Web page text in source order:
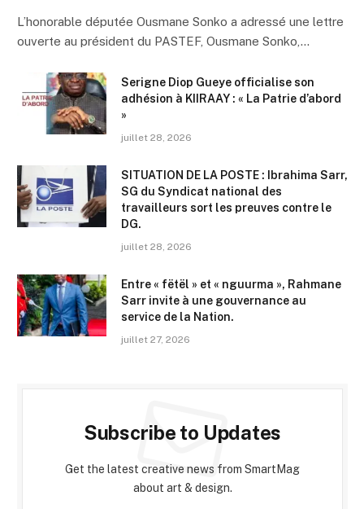
L’honorable députée Ousmane Sonko a adressé une lettre
ouverte au président du PASTEF, Ousmane Sonko,…
Serigne Diop Gueye officialise son
adhésion à KIIRAAY : « La Patrie d’abord
»
juillet 28, 2026
SITUATION DE LA POSTE : Ibrahima Sarr,
SG du Syndicat national des
travailleurs sort les preuves contre le
DG.
juillet 28, 2026
Entre « fëtël » et « nguurma », Rahmane
Sarr invite à une gouvernance au
service de la Nation.
juillet 27, 2026
Subscribe to Updates
Get the latest creative news from SmartMag
about art & design.